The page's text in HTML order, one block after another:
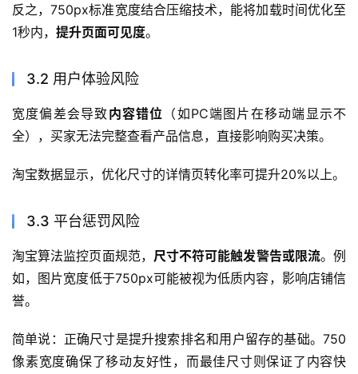
反之，750px标准宽度结合压缩技术，能将加载时间优化至
1秒内， 提升页面可见度。
3.2 用户体验风险
宽度偏差会导致内容错位 （如PC端图片在移动端显示不
全），买家无法完整查看产品信息，直接影响购买决策。
淘宝数据显示，优化尺寸的详情页转化率可提升20%以上。
3.3 平台惩罚风险
淘宝算法监控页面规范， 尺寸不符可能触发警告或限流。例
如，图片宽度低于750px可能被视为低质内容，影响店铺信
誉。
简单说：正确尺寸是提升搜索排名和用户留存的基础。750
像素宽度确保了移动友好性，而最佳尺寸则保证了内容快